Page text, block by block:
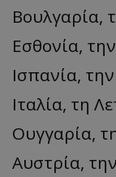
Βουλγαρία,
Εσθονία,
Ισπανία,
Ιταλία, τη
Ουγγαρία,
Αυστρία,